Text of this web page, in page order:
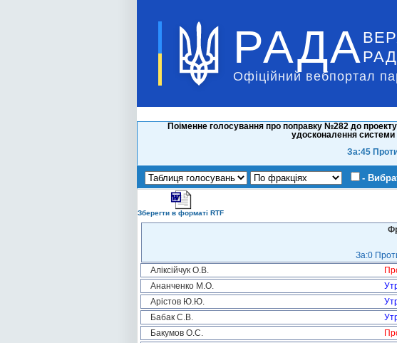
РАДА
Офіційний вебпортал
Поіменне голосування про поправку №282 до
удосконалення системи
За:45
-
Зберегти в форматі RTF
За:0
Аліксійчук О.В.
Ананченко М.О.
Арістов Ю.Ю.
Бабак С.В.
Бакумов О.С.